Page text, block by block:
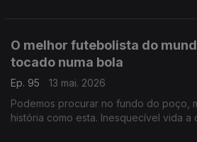
O melhor futebolista do
tocado numa bola
Ep. 95
13 mai. 2026
Podemos procurar no fundo do poço,
história como esta. Inesquecível vida a